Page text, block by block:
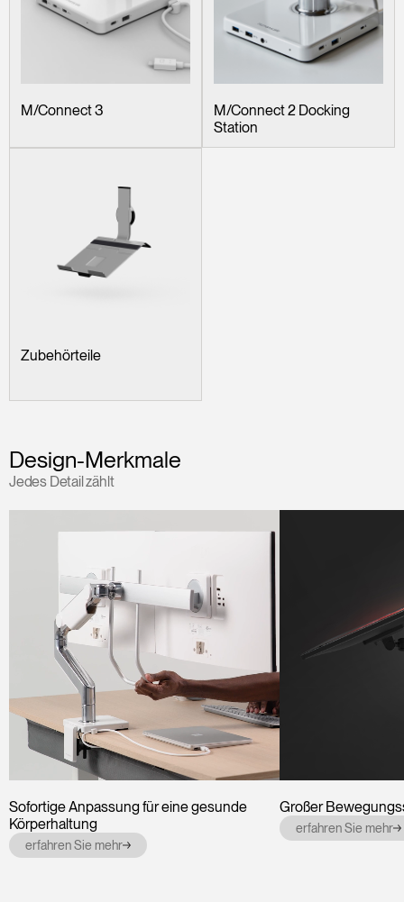
M/Connect 3
M/Connect 2 Docking
Station
Zubehörteile
Design-Merkmale
Jedes Detail zählt
Sofortige Anpassung für eine gesunde
Körperhaltung
erfahren Sie mehr
Großer
erfahren Sie mehr